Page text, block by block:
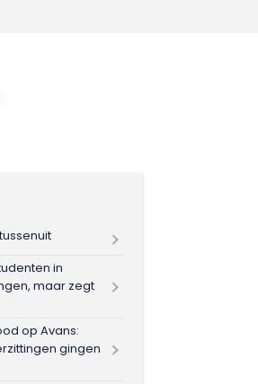
in
maar zegt
op Avans:
gingen